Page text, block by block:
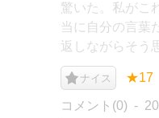
驚いた。私がこ
当に自分の言葉
返しながらそう
ナイス ★17
コメント(0)